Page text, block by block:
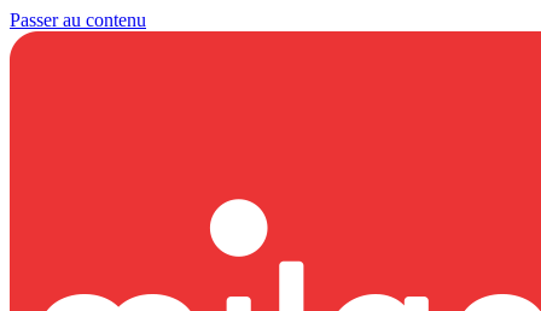
Passer au contenu